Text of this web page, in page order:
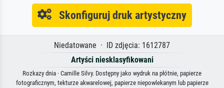
Skonfiguruj druk artystyczny
Niedatowane · ID zdjęcia: 1612787
Artyści niesklasyfikowani
Rozkazy dnia · Camille Silvy. Dostępny jako wydruk na płótnie, papierze
fotograficznym, tekturze akwarelowej, papierze niepowlekanym lub papierze